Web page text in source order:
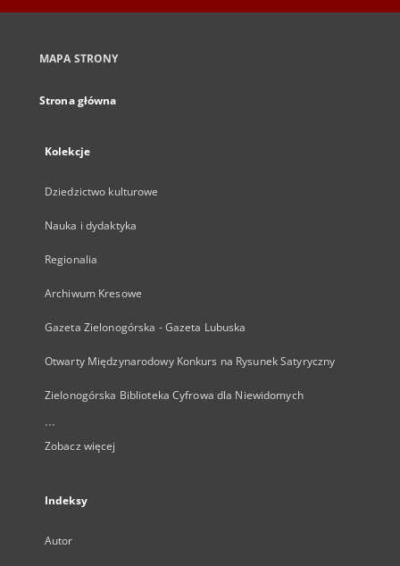
MAPA STRONY
Strona główna
Kolekcje
Dziedzictwo kulturowe
Nauka i dydaktyka
Regionalia
Archiwum Kresowe
Gazeta Zielonogórska - Gazeta Lubuska
Otwarty Międzynarodowy Konkurs na Rysunek Satyryczny
Zielonogórska Biblioteka Cyfrowa dla Niewidomych
...
Zobacz więcej
Indeksy
Autor